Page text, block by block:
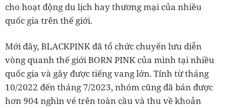
cho hoạt động du lịch hay thương mại của nhiều
quốc gia trên thế giới.
Mới đây, BLACKPINK đã tổ chức chuyến lưu diễn
vòng quanh thế giới BORN PINK của mình tại nhiều
quốc gia và gây được tiếng vang lớn. Tính từ tháng
10/2022 đến tháng 7/2023, nhóm cũng đã bán được
hơn 904 nghìn vé trên toàn cầu và thu về khoản